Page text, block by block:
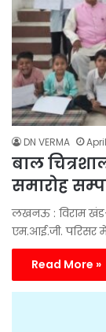
DN VERMA
बाल
समारोह
लखनऊ : विराम खंड-
एम.आई.जी. परिसर
Read More »